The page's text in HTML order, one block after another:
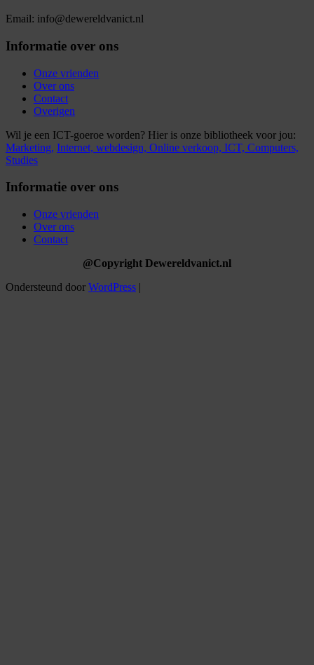
Email: info@dewereldvanict.nl
Informatie over ons
Onze vrienden
Over ons
Contact
Overigen
Wil je een ICT-goeroe worden? Hier is onze bibliotheek voor jou:
Marketing, Internet, webdesign, Online verkoop, ICT, Computers,
Studies
Informatie over ons
Onze vrienden
Over ons
Contact
@Copyright Dewereldvanict.nl
Ondersteund door WordPress |